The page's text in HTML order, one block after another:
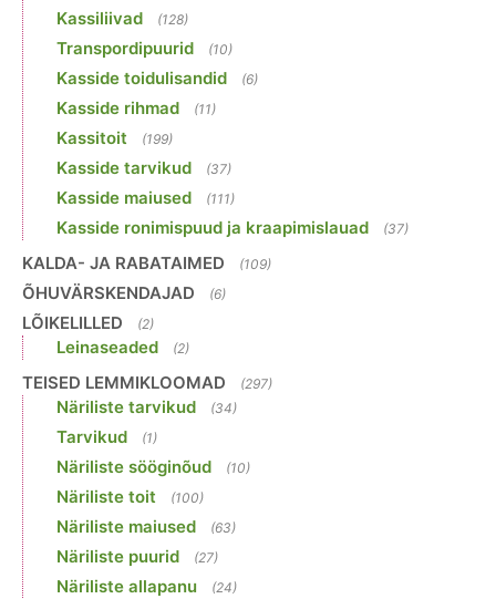
Kassiliivad (128)
Transpordipuurid (10)
Kasside toidulisandid (6)
Kasside rihmad (11)
Kassitoit (199)
Kasside tarvikud (37)
Kasside maiused (111)
Kasside ronimispuud ja kraapimislauad (37)
KALDA- JA RABATAIMED (109)
ÕHUVÄRSKENDAJAD (6)
LÕIKELILLED (2)
Leinaseaded (2)
TEISED LEMMIKLOOMAD (297)
Näriliste tarvikud (34)
Tarvikud (1)
Näriliste sööginõud (10)
Näriliste toit (100)
Näriliste maiused (63)
Näriliste puurid (27)
Näriliste allapanu (24)